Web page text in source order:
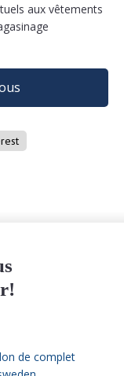
aux vêtements